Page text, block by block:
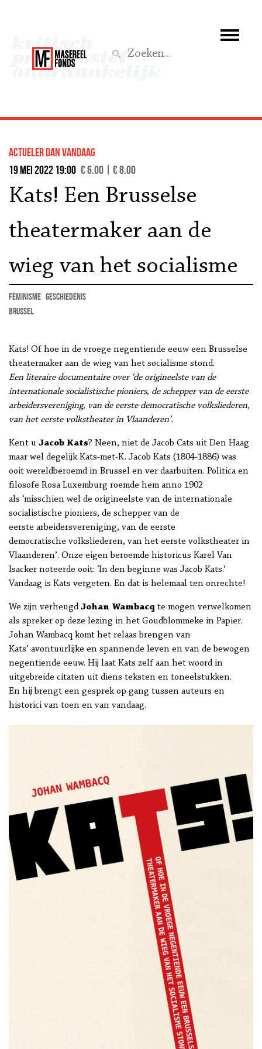
Wat we doen
Steun ons
Aktief
actueler dan vandaag
19 mei 2022 19:00 € 6.00 | € 8.00
Kats! Een Brusselse
theatermaker aan de
wieg van het socialisme
feminisme geschiedenis
Brussel
Kats! Of hoe in de vroege negentiende eeuw een Brusselse
theatermaker aan de wieg van het socialisme stond.
Een literaire documentaire over ‘de origineelste van de
internationale socialistische pioniers, de schepper van de eerste
arbeidersvereniging, van de eerste democratische volksliederen,
van het eerste volkstheater in Vlaanderen’.
Kent u Jacob Kats? Neen, niet de Jacob Cats uit Den Haag
maar wel degelijk Kats-met-K. Jacob Kats (1804-1886) was
ooit wereldberoemd in Brussel en ver daarbuiten. Politica en
filosofe Rosa Luxemburg roemde hem anno 1902
als ‘misschien wel de origineelste van de internationale
socialistische pioniers, de schepper van de
eerste arbeidersvereniging, van de eerste
democratische volksliederen, van het eerste volkstheater in
Vlaanderen’. Onze eigen beroemde historicus Karel Van
Isacker noteerde ooit: ‘In den beginne was Jacob Kats.’
Vandaag is Kats vergeten. En dat is helemaal ten onrechte!
We zijn verheugdJohan Wambacq te mogen verwelkomen
als spreker op deze lezing in het Goudblommeke in Papier.
Johan Wambacq komt het relaas brengen van
Kats’ avontuurlijke en spannende leven en van de bewogen
negentiende eeuw. Hij laat Kats zelf aan het woord in
uitgebreide citaten uit diens teksten en toneelstukken.
En hij brengt een gesprek op gang tussen auteurs en
historici van toen en van vandaag.